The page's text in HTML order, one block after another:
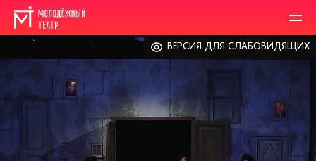
ВЕРСИЯ ДЛЯ СЛАБОВИДЯЩИХ